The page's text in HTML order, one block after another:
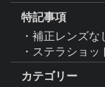
特記事項
・補正レンズ
・ステラショ
カテゴリー